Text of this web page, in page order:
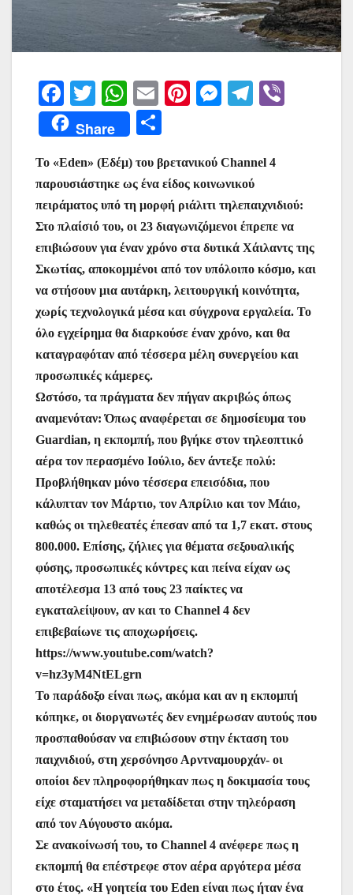
F
a
c
e
b
o
o
k
T
w
itt
er
W
h
at
s
A
p
p
E
m
ai
l
Pi
e
st
M
s
e
n
g
er
T
gr
a
m
Share
ρ
α
σ
τε
ίτ
ε
Το «Eden» (Εδέμ) του βρετανικού Channel 4
παρουσιάστηκε ως ένα είδος κοινωνικού
πειράματος υπό τη μορφή ριάλιτι τηλεπαιχνιδιού:
Στο πλαίσιό του, οι 23 διαγωνιζόμενοι έπρεπε να
επιβιώσουν για έναν χρόνο στα δυτικά Χάιλαντς της
Σκωτίας, αποκομμένοι από τον υπόλοιπο κόσμο, και
να στήσουν μια αυτάρκη, λειτουργική κοινότητα,
χωρίς τεχνολογικά μέσα και σύγχρονα εργαλεία. Το
όλο εγχείρημα θα διαρκούσε έναν χρόνο, και θα
καταγραφόταν από τέσσερα μέλη συνεργείου και
προσωπικές κάμερες.
Ωστόσο, τα πράγματα δεν πήγαν ακριβώς όπως
αναμενόταν: Όπως αναφέρεται σε δημοσίευμα του
Guardian, η εκπομπή, που βγήκε στον τηλεοπτικό
αέρα τον περασμένο Ιούλιο, δεν άντεξε πολύ:
Προβλήθηκαν μόνο τέσσερα επεισόδια, που
κάλυπταν τον Μάρτιο, τον Απρίλιο και τον Μάιο,
καθώς οι τηλεθεατές έπεσαν από τα 1,7 εκατ. στους
800.000. Επίσης, ζήλιες για θέματα σεξουαλικής
φύσης, προσωπικές κόντρες και πείνα είχαν ως
αποτέλεσμα 13 από τους 23 παίκτες να
εγκαταλείψουν, αν και το Channel 4 δεν
επιβεβαίωνε τις αποχωρήσεις.
https://www.youtube.com/watch?
v=hz3yM4NtELgrn
Το παράδοξο είναι πως, ακόμα και αν η εκπομπή
κόπηκε, οι διοργανωτές δεν ενημέρωσαν αυτούς που
προσπαθούσαν να επιβιώσουν στην έκταση του
παιχνιδιού, στη χερσόνησο Αρντναμουρχάν- οι
οποίοι δεν πληροφορήθηκαν πως η δοκιμασία τους
είχε σταματήσει να μεταδίδεται στην τηλεόραση
από τον Αύγουστο ακόμα.
Σε ανακοίνωσή του, το Channel 4 ανέφερε πως η
εκπομπή θα επέστρεφε στον αέρα αργότερα μέσα
στο έτος. «Η γοητεία του Eden είναι πως ήταν ένα